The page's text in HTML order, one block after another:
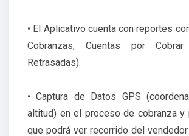
• El Aplicativo cuenta con reportes
Cobranzas, Cuentas por
Retrasadas).
• Captura de Datos GPS
altitud) en el proceso de cobranza y
que podrá ver recorrido del